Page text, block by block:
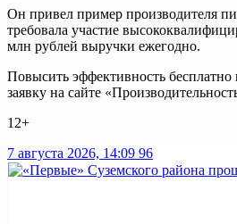
Он привел пример производителя
требовала участие
млн рублей выручки ежегодно.
Повысить эффективность
заявку на сайте
12+
7 августа 2026, 14:09 96